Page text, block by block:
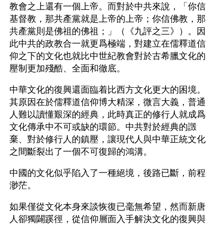
教會之上還有一個上帝。而對於中共來說，「你信
基督教，那共產黨就是上帝的上帝；你信佛教，那
共產黨則是佛祖的佛祖；」（《九評之三》）。因
此中共的政教合一就更爲極端，對建立在儒釋道信
仰之下的文化也就比中世紀教會對於古希臘文化的
壓制更加殘酷、全面和徹底。
中華文化的復興還面臨着比西方文化更大的困境。
其原因在於儒釋道信仰博大精深，微言大義，普通
人難以讀懂艱深的經典，此時真正的修行人就成爲
文化傳承中不可或缺的環節。中共對於經典的譭
棄、對於修行人的鎮壓，讓現代人與中華正統文化
之間斷裂出了一個不可復歸的鴻溝。
中國的文化似乎陷入了一種絕境，後路已斷，前程
渺茫。
如果僅從文化本身來談恢復已毫無希望，然而新唐
人卻獨闢蹊徑，從信仰層面入手解決文化的復興與